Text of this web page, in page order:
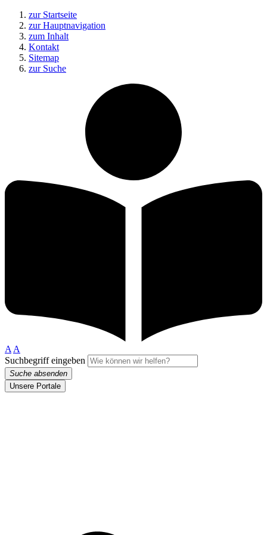
zur Startseite
zur Hauptnavigation
zum Inhalt
Kontakt
Sitemap
zur Suche
A A
Suchbegriff eingeben
Suche absenden
Unsere Portale